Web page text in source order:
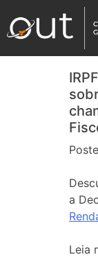
a
Leia